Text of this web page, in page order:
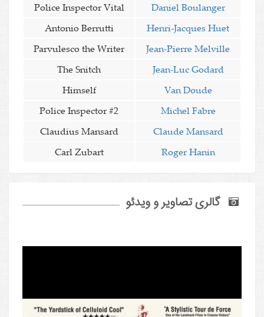
Daniel Boulanger
Police Inspector Vital
Henri-Jacques Huet
Antonio Berrutti
Jean-Pierre Melville
Parvulesco the Writer
Jean-Luc Godard
The Snitch
Van Doude
Himself
Michel Fabre
Police Inspector #2
Claude Mansard
Claudius Mansard
Roger Hanin
Carl Zubart
گالری تصاویر و ویدئو